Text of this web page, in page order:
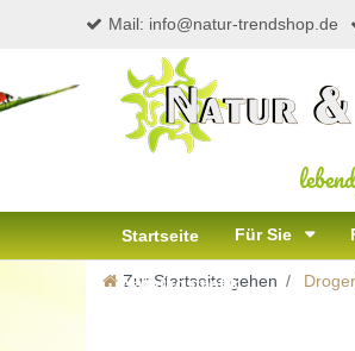
Mail: info@natur-trendshop.de
Startseite Für Sie
Naturkosmetik
Zur Startseite gehen